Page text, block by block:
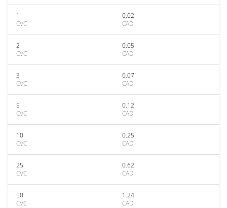
1
CVC
0.02
CAD
2
CVC
0.05
CAD
3
CVC
0.07
CAD
5
CVC
0.12
CAD
10
CVC
0.25
CAD
25
CVC
0.62
CAD
50
CVC
1.24
CAD